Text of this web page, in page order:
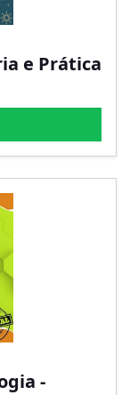
e Prática
-